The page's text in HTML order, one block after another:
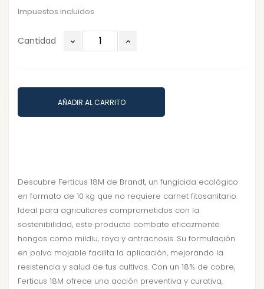
Impuestos incluidos
Cantidad
AÑADIR AL CARRITO
Descubre Ferticus 18M de Brandt, un fungicida ecológico
en formato de 10 kg que no requiere carnet fitosanitario.
Ideal para agricultores comprometidos con la
sostenibilidad, este producto combate eficazmente
hongos como mildiu, roya y antracnosis. Su formulación
en polvo mojable facilita la aplicación, mejorando la
resistencia y salud de tus cultivos. Con un 18% de cobre,
Ferticus 18M ofrece una acción preventiva y curativa,